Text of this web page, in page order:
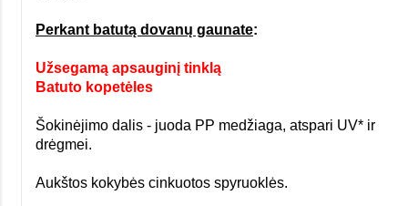
Perkant batutą dovanų gaunate:
Užsegamą apsauginį tinklą
Batuto kopetėles
Šokinėjimo dalis - juoda PP medžiaga, atspari UV* ir
drėgmei.
Aukštos kokybės cinkuotos spyruoklės.